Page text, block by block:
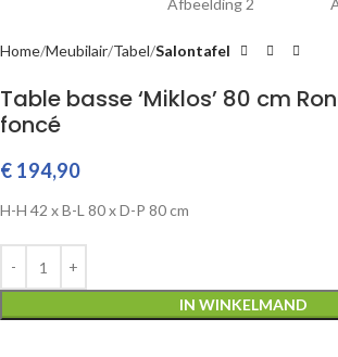
Home Meubilair Tabel Salontafel
Table basse ‘Miklos’ 80 cm
foncé
€ 194,90
H-H 42 xB-L80 xD-P 80 cm
IN WINKELMAND